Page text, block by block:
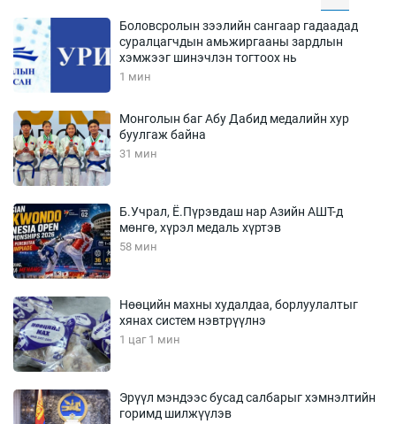
Боловсролын зээлийн сангаар гадаадад
суралцагчдын амьжиргааны зардлын
хэмжээг шинэчлэн тогтоох нь
1 мин
Монголын баг Абу Дабид медалийн хур
буулгаж байна
31 мин
Б.Учрал, Ё.Пүрэвдаш нар Азийн АШТ-д
мөнгө, хүрэл медаль хүртэв
58 мин
Нөөцийн махны худалдаа, борлуулалтыг
хянах систем нэвтрүүлнэ
1 цаг 1 мин
Эрүүл мэндээс бусад салбарыг хэмнэлтийн
горимд шилжүүлэв